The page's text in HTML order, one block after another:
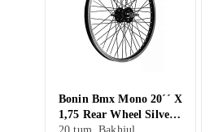
Bonin Bmx Mono 20´´ X
1,75 Rear Wheel Silver